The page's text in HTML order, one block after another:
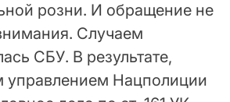
розни. И обращение не
Случаем
СБУ. В результате,
управлением Нацполиции